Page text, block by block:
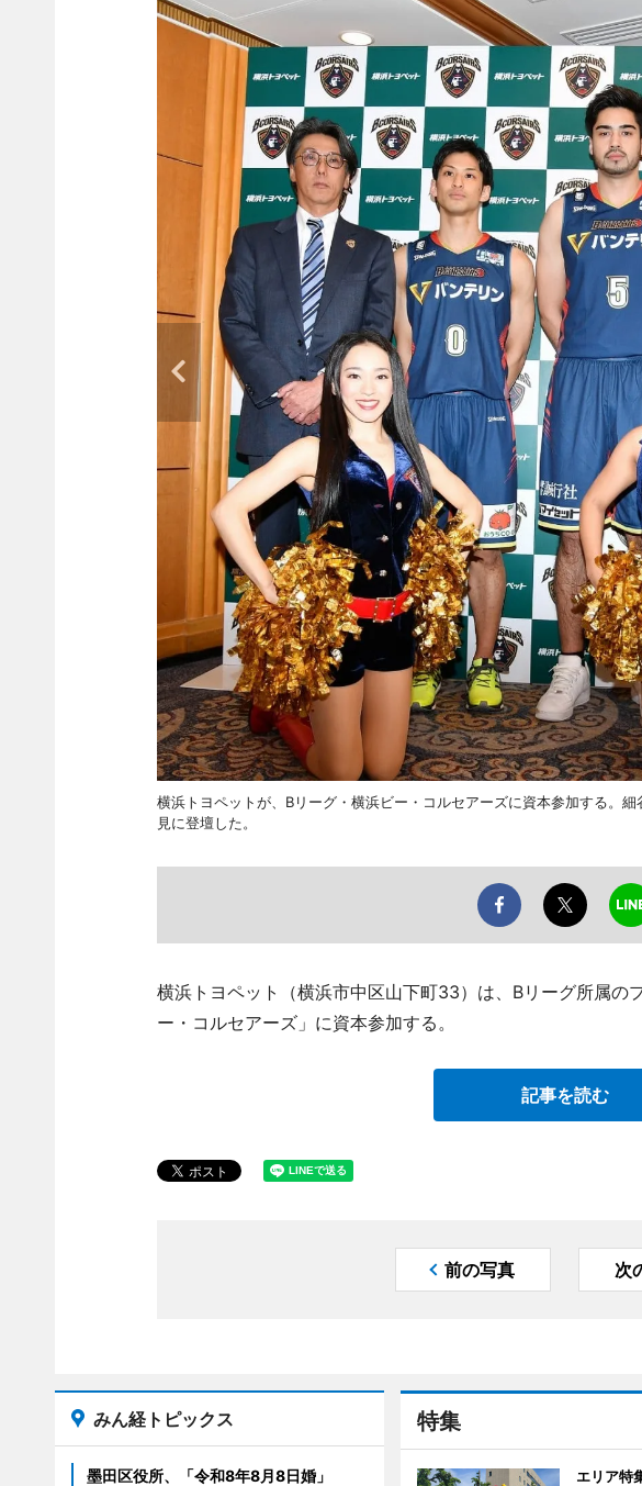
横浜トヨペットが、Bリーグ・横浜ビー・コルセアーズに資本参加する。
見に登壇した。
横浜トヨペット（横浜市中区山下町33）は、Bリーグ所属の
ー・コルセアーズ」に資本参加する。
記事を読む
前の写真 次
特集
エリア特
みん経トピックス
墨田区役所、「令和8年8月8日婚」